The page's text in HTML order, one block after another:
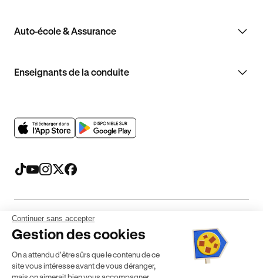
Auto-école & Assurance
Enseignants de la conduite
Mentions légales CGV CGU Politique de confidentialité
* Détail des conditions de nos offres
Continuer sans accepter
Gestion des cookies
On a attendu d'être sûrs que le contenu de ce
site vous intéresse avant de vous déranger,